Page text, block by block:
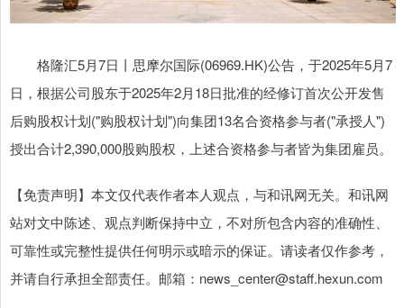
格隆汇5月7日丨思摩尔国际(06969.HK)公告，于2025年5月7
日，根据公司股东于2025年2月18日批准的经修订首次公开发售
后购股权计划("购股权计划")向集团13名合资格参与者("承授人")
授出合计2,390,000股购股权，上述合资格参与者皆为集团雇员。
【免责声明】本文仅代表作者本人观点，与和讯网无关。和讯网
站对文中陈述、观点判断保持中立，不对所包含内容的准确性、
可靠性或完整性提供任何明示或暗示的保证。请读者仅作参考，
并请自行承担全部责任。邮箱：news_center@staff.hexun.com